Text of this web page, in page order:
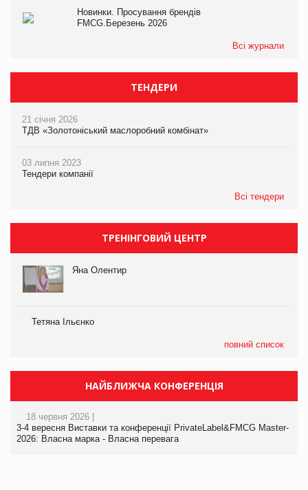
Новинки. Просування брендів
FMCG.Березень 2026
Всі журнали
ТЕНДЕРИ
21 січня 2026
ТДВ «Золотоніський маслоробний комбінат»
03 липня 2023
Тендери компанії
Всі тендери
ТРЕНІНГОВИЙ ЦЕНТР
Яна Олентир
Тетяна Ільєнко
повний список
НАЙБЛИЖЧА КОНФЕРЕНЦІЯ
18 червня 2026 |
3-4 вересня Виставки та конференції PrivateLabel&FMCG Master-
2026: Власна марка - Власна перевага